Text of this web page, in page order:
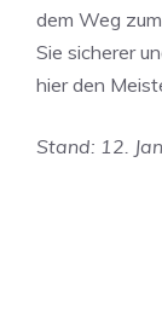
dem Weg zum
Sie sicherer
hier den
Stand: 12.